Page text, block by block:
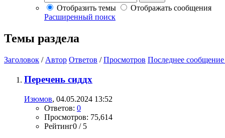
Отобразить темы
Отображать сообщения
Расширенный поиск
Темы раздела
Заголовок / Автор Ответов /Просмотров Последнее сообщение
Перечень сиддх
Изюмов, 04.05.2024 13:52
Ответов: 0
Просмотров: 75,614
Рейтинг0 / 5